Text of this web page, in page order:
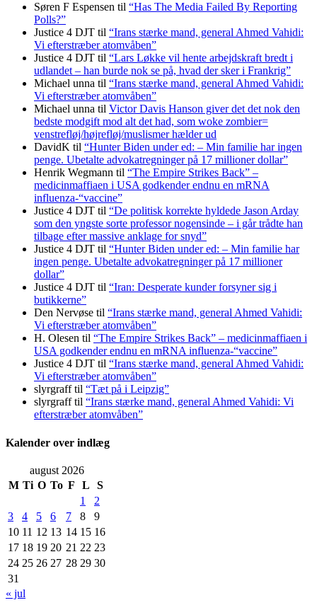
Søren F Espensen til “Has The Media Failed By Reporting
Polls?”
Justice 4 DJT til “Irans stærke mand, general Ahmed Vahidi:
Vi efterstræber atomvåben”
Justice 4 DJT til “Lars Løkke vil hente arbejdskraft bredt i
udlandet – han burde nok se på, hvad der sker i Frankrig”
Michael unna til “Irans stærke mand, general Ahmed Vahidi:
Vi efterstræber atomvåben”
Michael unna til Victor Davis Hanson giver det det nok den
bedste modgift mod alt det had, som woke zombier=
venstrefløj/højrefløj/muslismer hælder ud
DavidK til “Hunter Biden under ed: – Min familie har ingen
penge. Ubetalte advokat­regninger på 17 millioner dollar”
Henrik Wegmann til “The Empire Strikes Back” –
medicinmaffiaen i USA godkender endnu en mRNA
influenza-“vaccine”
Justice 4 DJT til “De politisk korrekte hyldede Jason Arday
som den yngste sorte professor nogensinde – i går trådte han
tilbage efter massive anklage for snyd”
Justice 4 DJT til “Hunter Biden under ed: – Min familie har
ingen penge. Ubetalte advokat­regninger på 17 millioner
dollar”
Justice 4 DJT til “Iran: Desperate kunder forsyner sig i
butikkerne”
Den Nervøse til “Irans stærke mand, general Ahmed Vahidi:
Vi efterstræber atomvåben”
H. Olesen til “The Empire Strikes Back” – medicinmaffiaen i
USA godkender endnu en mRNA influenza-“vaccine”
Justice 4 DJT til “Irans stærke mand, general Ahmed Vahidi:
Vi efterstræber atomvåben”
slyrgrafftil “Tæt på i Leipzig”
slyrgrafftil “Irans stærke mand, general Ahmed Vahidi: Vi
efterstræber atomvåben”
Kalender over indlæg
august 2026
M Ti O To F L
S
1
2
3
4 5 6 7 8
9
10 11 12 13 14 15 16
17 18 19 20 21 22 23
24 25 26 27 28 29 30
31
« jul